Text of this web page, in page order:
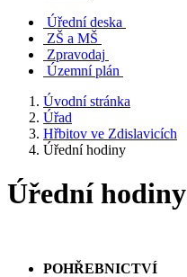
Úřední deska
ZŠ a MŠ
Zpravodaj
Územní plán
Úvodní stránka
Úřad
Hřbitov ve Zdislavicích
Úřední hodiny
Úřední hodiny
POHŘEBNICTVÍ